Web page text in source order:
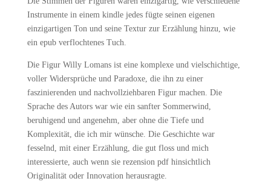
Instrumente in einem kindle jedes fügte seinen eigenen
einzigartigen Ton und seine Textur zur Erzählung hinzu, wie
ein epub verflochtenes Tuch.
Die Figur Willy Lomans ist eine komplexe und vielschichtige,
voller Widersprüche und Paradoxe, die ihn zu einer
faszinierenden und nachvollziehbaren Figur machen. Die
Sprache des Autors war wie ein sanfter Sommerwind,
beruhigend und angenehm, aber ohne die Tiefe und
Komplexität, die ich mir wünsche. Die Geschichte war
fesselnd, mit einer Erzählung, die gut floss und mich
interessierte, auch wenn sie rezension pdf hinsichtlich
Originalität oder Innovation herausragte.